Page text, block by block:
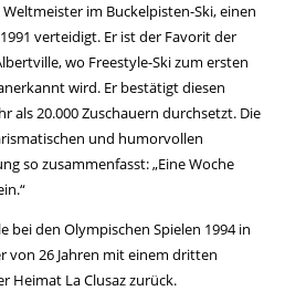
im Buckelpisten-Ski, einen
verteidigt. Er ist der Favorit der
wo Freestyle-Ski zum ersten
wird. Er bestätigt diesen
als 20.000 Zuschauern durchsetzt. Die
und humorvollen
so zusammenfasst: „Eine Woche
bei den Olympischen Spielen 1994 in
26 Jahren mit einem dritten
Heimat La Clusaz zurück.